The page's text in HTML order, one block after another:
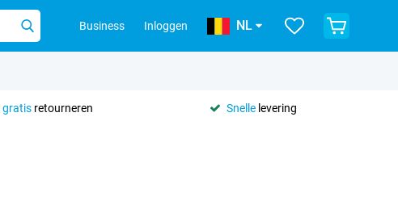
Business Inloggen NL
gratisretourneren Snelle levering